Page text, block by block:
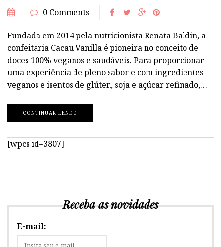
0 Comments
Fundada em 2014 pela nutricionista Renata Baldin, a
confeitaria Cacau Vanilla é pioneira no conceito de
doces 100% veganos e saudáveis. Para proporcionar
uma experiência de pleno sabor e com ingredientes
veganos e isentos de glúten, soja e açúcar refinado,…
CONTINUAR LENDO
[wpcs id=3807]
Receba as novidades
E-mail: